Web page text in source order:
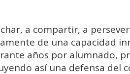
a compartir, a
de una capacidad
años por alumnado,
así una defensa del